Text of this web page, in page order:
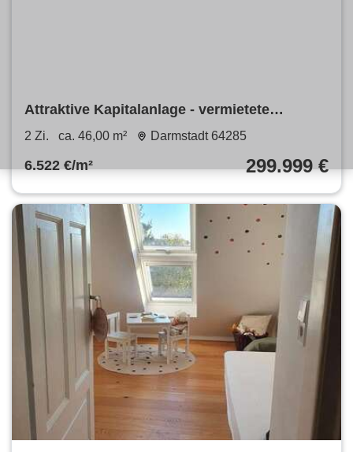
Attraktive Kapitalanlage - vermietete
Gartenwohnung in 1A Lage
2 Zi. ca. 46,00 m² Darmstadt 64285
6.522 €/m² 299.999 €